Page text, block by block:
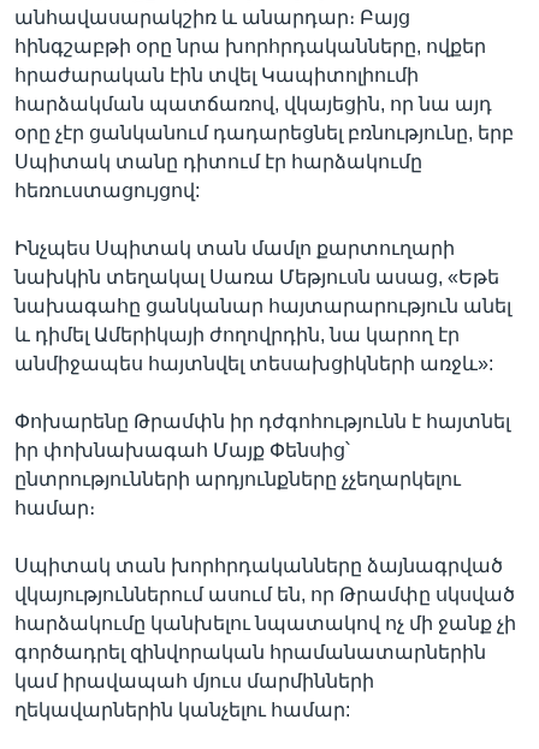
անհավասարակշիռ և անարդար։ Բայց
հինգշաբթի օրը նրա խորհրդականները, ովքեր
հրաժարական էին տվել Կապիտոլիումի
հարձակման պատճառով, վկայեցին, որ նա այդ
օրը չէր ցանկանում դադարեցնել բռնությունը, երբ
Սպիտակ տանը դիտում էր հարձակումը
հեռուստացույցով:
Ինչպես Սպիտակ տան մամլո քարտուղարի
նախկին տեղակալ Սառա Մեթյուսն ասաց, «Եթե
նախագահը ցանկանար հայտարարություն անել
և դիմել Ամերիկայի ժողովրդին, նա կարող էր
անմիջապես հայտնվել տեսախցիկների առջև»:
Փոխարենը Թրամփն իր դժգոհությունն է հայտնել
իր փոխնախագահ Մայք Փենսից՝
ընտրությունների արդյունքները չչեղարկելու
համար։
Սպիտակ տան խորհրդականները ձայնագրված
վկայություններում ասում են, որ Թրամփը սկսված
հարձակումը կանխելու նպատակով ոչ մի ջանք չի
գործադրել զինվորական հրամանատարներին
կամ իրավապահ մյուս մարմինների
ղեկավարներին կանչելու համար: